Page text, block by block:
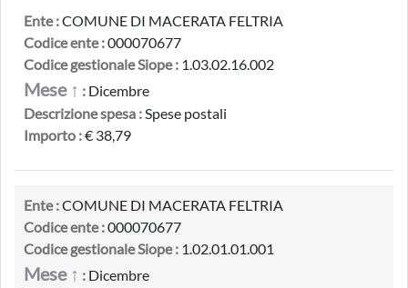
Ente :COMUNE DI MACERATA FELTRIA
Codice ente :000070677
Codice gestionale Siope : 1.03.02.16.002
Mese ↑ : Dicembre
Descrizione spesa :Spese postali
Importo :€ 38,79
Ente :COMUNE DI MACERATA FELTRIA
Codice ente :000070677
Codice gestionale Siope : 1.02.01.01.001
Mese ↑ : Dicembre